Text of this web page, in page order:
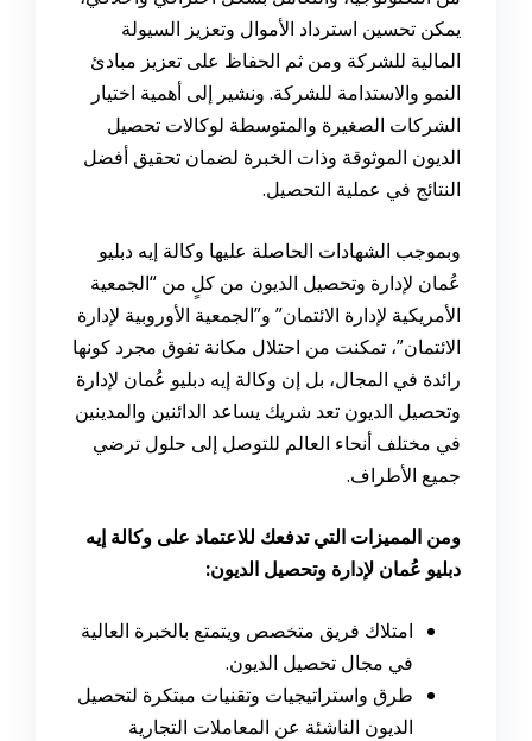
يمكن تحسين استرداد الأموال وتعزيز السيولة
المالية للشركة ومن ثم الحفاظ على تعزيز مبادئ
النمو والاستدامة للشركة. ونشير إلى أهمية اختيار
الشركات الصغيرة والمتوسطة لوكالات تحصيل
الديون الموثوقة وذات الخبرة لضمان تحقيق أفضل
النتائج في عملية التحصيل.
وبموجب الشهادات الحاصلة عليها وكالة إيه دبليو
عُمان لإدارة وتحصيل الديون من كلٍ من “الجمعية
الأمريكية لإدارة الائتمان” و”الجمعية الأوروبية لإدارة
الائتمان”، تمكنت من احتلال مكانة تفوق مجرد كونها
رائدة في المجال، بل إن وكالة إيه دبليو عُمان لإدارة
وتحصيل الديون تعد شريك يساعد الدائنين والمدينين
في مختلف أنحاء العالم للتوصل إلى حلول ترضي
جميع الأطراف.
ومن المميزات التي تدفعك للاعتماد على وكالة إيه
دبليو عُمان لإدارة وتحصيل الديون:
امتلاك فريق متخصص ويتمتع بالخبرة العالية
في مجال تحصيل الديون.
طرق واستراتيجيات وتقنيات مبتكرة لتحصيل
الديون الناشئة عن المعاملات التجارية